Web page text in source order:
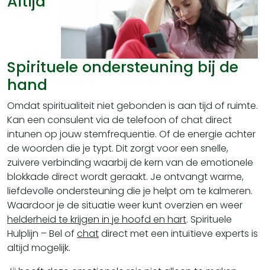
Spirituele ondersteuning bij de
hand
Omdat spiritualiteit niet gebonden is aan tijd of ruimte.
Kan een consulent via de telefoon of chat direct
intunen op jouw stemfrequentie. Of de energie achter
de woorden die je typt. Dit zorgt voor een snelle,
zuivere verbinding waarbij de kern van de emotionele
blokkade direct wordt geraakt. Je ontvangt warme,
liefdevolle ondersteuning die je helpt om te kalmeren.
Waardoor je de situatie weer kunt overzien en weer
helderheid te krijgen in je hoofd en hart. Spirituele
Hulplijn – Bel of chatdirect met een intuïtieve experts is
altijd mogelijk.